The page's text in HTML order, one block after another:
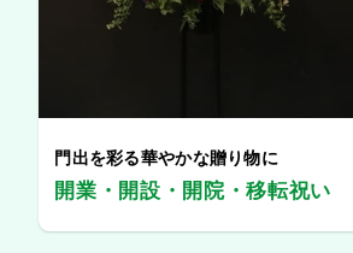
門出を彩る華やかな贈り物に
開業・開設・開院・移転祝い